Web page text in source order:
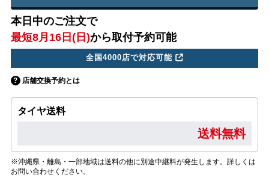
本日中のご注文で
最短8月16日(日)から取付予約可能
全国4000店で対応可能
店舗交換予約とは
タイヤ送料
送料無料
※沖縄県・離島・一部地域は送料の他に別途中継料が発生します。詳しくは
お問い合わせください。